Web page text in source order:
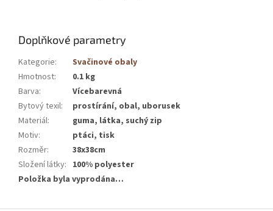
Doplňkové parametry
Kategorie:
Svačinové obaly
Hmotnost:
0.1 kg
Barva:
Vícebarevná
Bytový texil:
prostírání, obal, uborusek
Materiál:
guma, látka, suchý zip
Motiv:
ptáci, tisk
Rozměr:
38x38cm
Složení látky: 100% polyester
Položka byla vyprodána…